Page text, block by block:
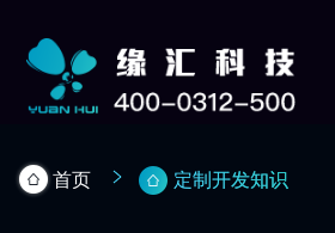
首页 定制开发知识